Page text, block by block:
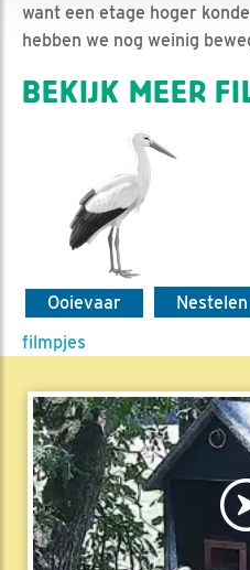
want een etage hoger
hebben we nog weinig
BEKIJK MEER
Ooievaar Nestelen
filmpjes